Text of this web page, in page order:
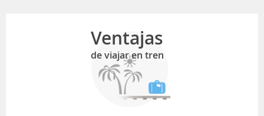
Ventajas
de viajar en tren